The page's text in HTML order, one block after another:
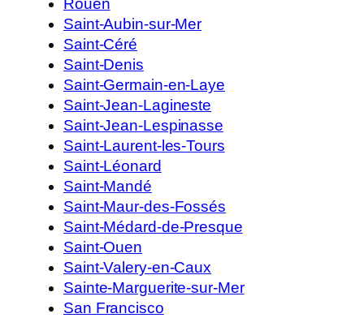
Rouen
Saint-Aubin-sur-Mer
Saint-Céré
Saint-Denis
Saint-Germain-en-Laye
Saint-Jean-Lagineste
Saint-Jean-Lespinasse
Saint-Laurent-les-Tours
Saint-Léonard
Saint-Mandé
Saint-Maur-des-Fossés
Saint-Médard-de-Presque
Saint-Ouen
Saint-Valery-en-Caux
Sainte-Marguerite-sur-Mer
San Francisco